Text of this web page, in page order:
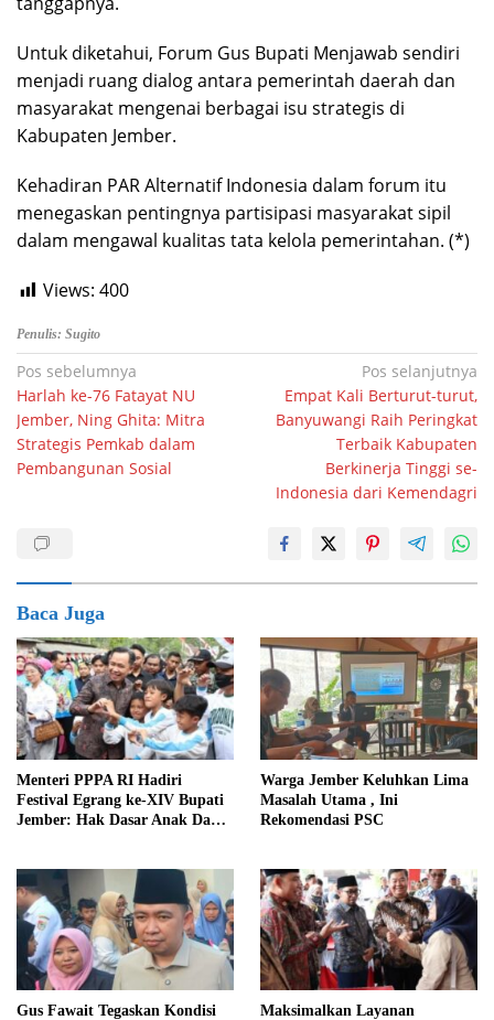
Untuk diketahui, Forum Gus Bupati Menjawab sendiri
menjadi ruang dialog antara pemerintah daerah dan
masyarakat mengenai berbagai isu strategis di
Kabupaten Jember.
Kehadiran PAR Alternatif Indonesia dalam forum itu
menegaskan pentingnya partisipasi masyarakat sipil
dalam mengawal kualitas tata kelola pemerintahan. (*)
Views: 400
Penulis: Sugito
Navigasi
pos
Pos sebelumnya
Harlah ke-76 Fatayat NU
Jember, Ning Ghita: Mitra
Strategis Pemkab dalam
Pembangunan Sosial
Pos selanjutnya
Empat Kali Berturut-turut,
Banyuwangi Raih Peringkat
Terbaik Kabupaten
Berkinerja Tinggi se-
Indonesia dari Kemendagri
Baca Juga
Menteri PPPA RI Hadiri
Festival Egrang ke-XIV Bupati
Jember: Hak Dasar Anak Dan
Warga Jember Keluhkan Lima
Masalah Utama , Ini
Rekomendasi PSC
Gus Fawait Tegaskan Kondisi
Maksimalkan Layanan